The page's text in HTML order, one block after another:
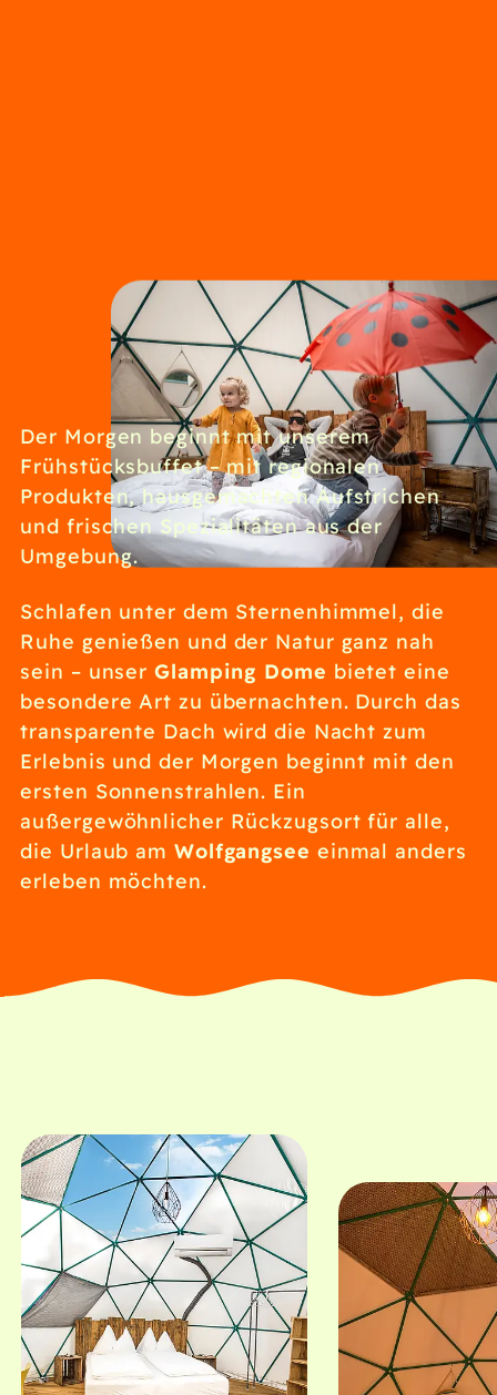
Der Morgen beginnt mit unserem
Frühstücksbuffet – mit regionalen
Produkten, hausgemachten Aufstrichen
und frischen Spezialitäten aus der
Umgebung.
Schlafen unter dem Sternenhimmel, die
Ruhe genießen und der Natur ganz nah
sein – unserGlamping Dome bietet eine
besondere Art zu übernachten. Durch das
transparente Dach wird die Nacht zum
Erlebnis und der Morgen beginnt mit den
ersten Sonnenstrahlen. Ein
außergewöhnlicher Rückzugsort für alle,
die Urlaub am Wolfgangsee einmal anders
erleben möchten.